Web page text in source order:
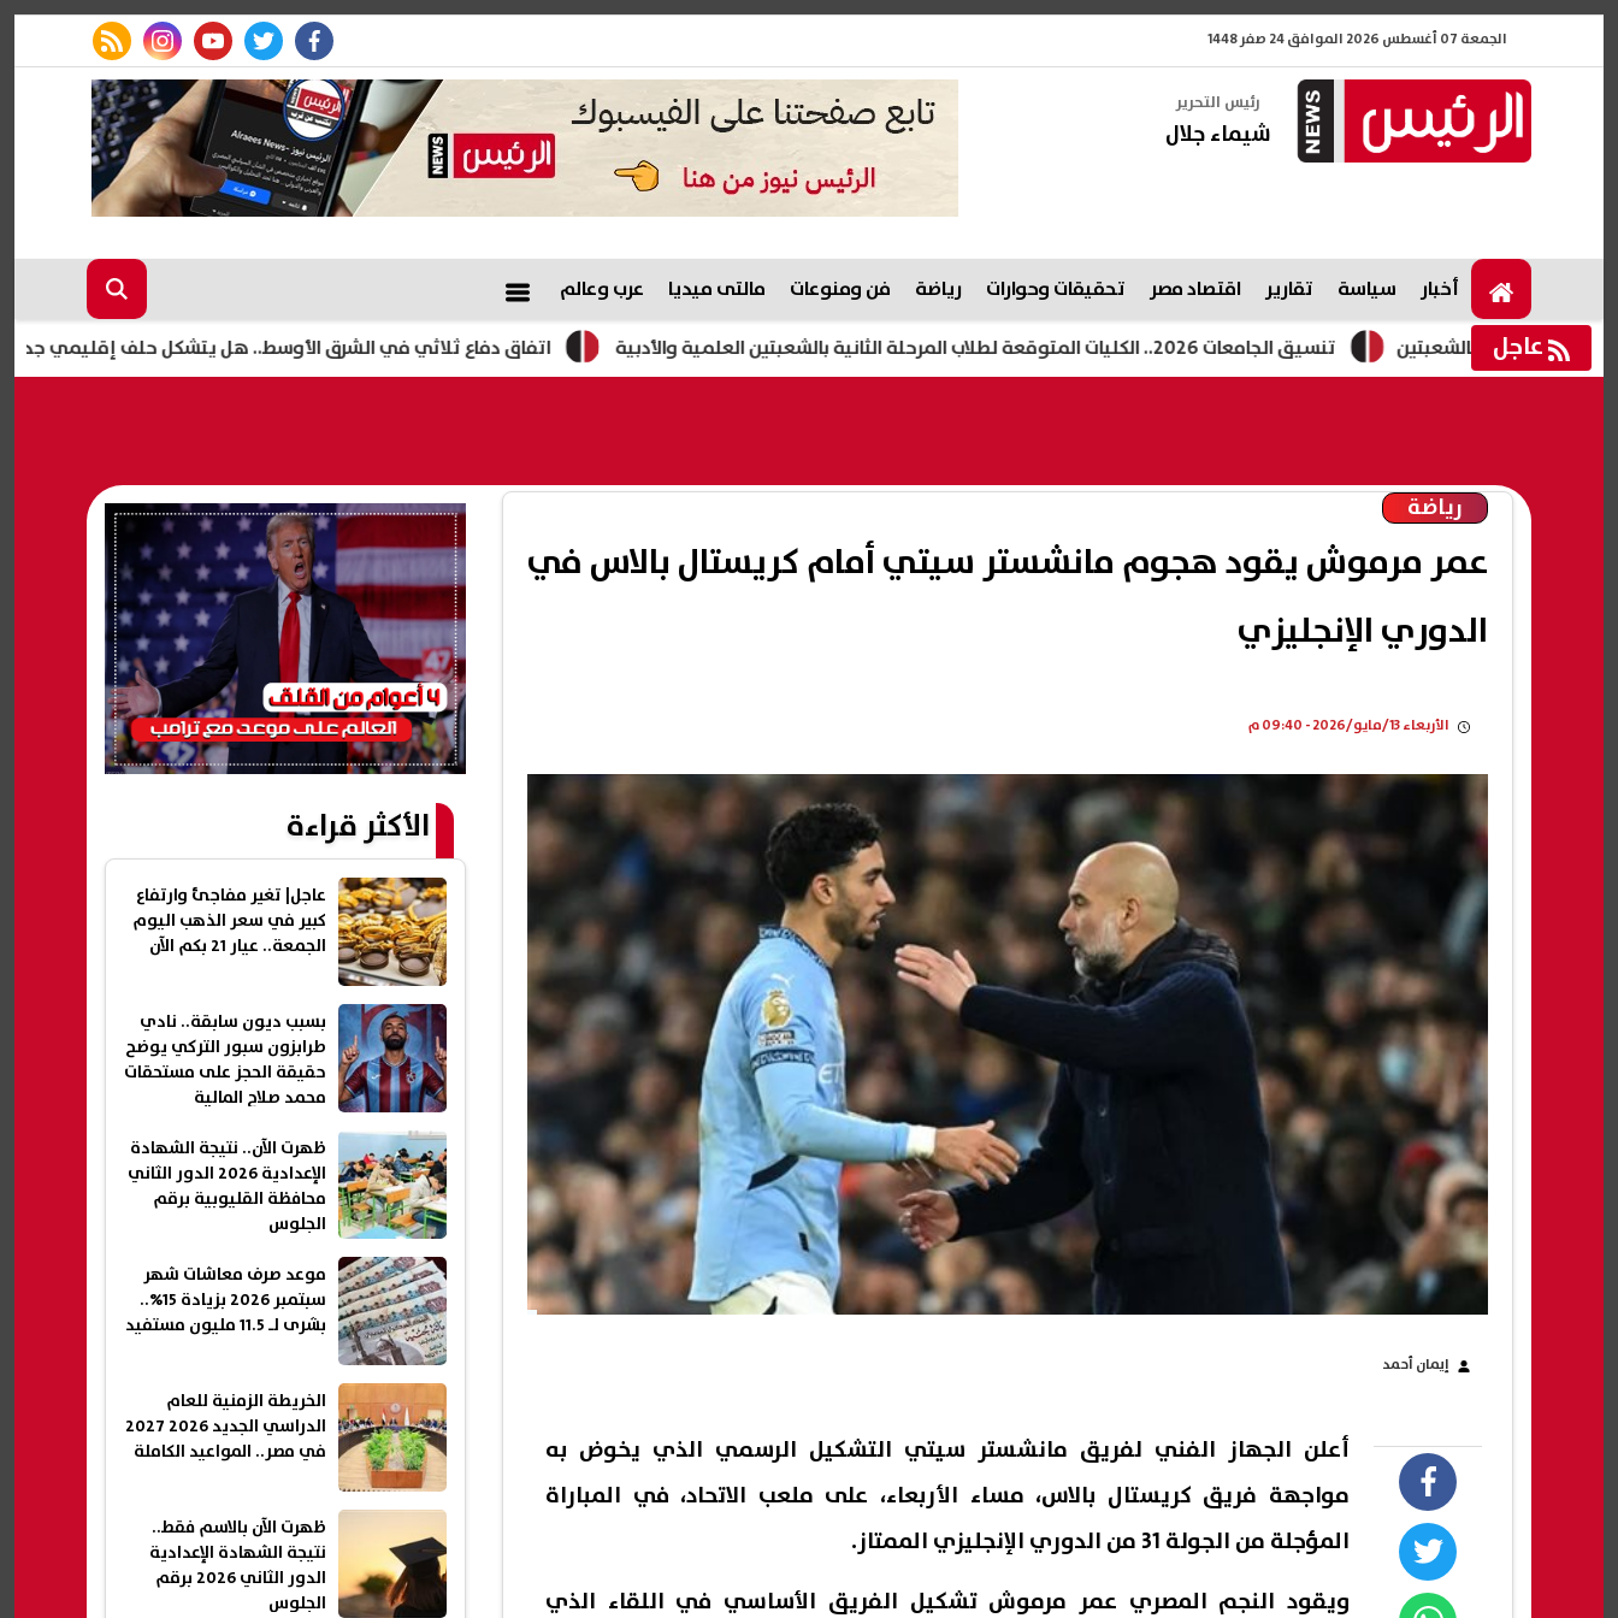
الجمعة 07 أغسطس 2026 الموافق 24 صفر 1448
facebook
twitter
youtube
instagram
rss feed
رئيس التحرير
شيماء جلال
أخبار سياسة تقارير اقتصاد مصر تحقيقات وحوارات رياضة فن ومنوعات مالتى ميديا عرب وعالم
عاجل اتفاق دفاع ثلاثي في الشرق الأوسط.. هل يتشكل حلف إقليمي جديد بقيادة تنسيق الجامعات 2026.. الكليات المتوقعة لطلاب المرحلة الثانية بالشعبتين العلمية والأدبية
رياضة
عمر مرموش يقود هجوم مانشستر سيتي أمام كريستال بالاس في
الدوري الإنجليزي
الأربعاء 13/مايو/2026 - 09:40 م
إيمان أحمد
أعلن الجهاز الفني لفريق مانشستر سيتي التشكيل الرسمي الذي يخوض به
مواجهة فريق كريستال بالاس، مساء الأربعاء، على ملعب الاتحاد، في المباراة
المؤجلة من الجولة 31 من الدوري الإنجليزي الممتاز.
ويقود النجم المصري عمر مرموش تشكيل الفريق الأساسي في اللقاء الذي
الأكثر قراءة
عاجل| تغير مفاجئ وارتفاع
كبير في سعر الذهب اليوم
الجمعة.. عيار 21 بكم الآن
بسبب ديون سابقة.. نادي
طرابزون سبور التركي يوضح
حقيقة الحجز على مستحقات
محمد صلاح المالية
ظهرت الآن.. نتيجة الشهادة
الإعدادية 2026 الدور الثاني
محافظة القليوبية برقم
الجلوس
موعد صرف معاشات شهر
سبتمبر 2026 بزيادة 15%..
بشرى لـ 11.5 مليون مستفيد
الخريطة الزمنية للعام
الدراسي الجديد 2026 2027
في مصر.. المواعيد الكاملة
ظهرت الآن بالاسم فقط..
نتيجة الشهادة الإعدادية
الدور الثاني 2026 برقم
الجلوس